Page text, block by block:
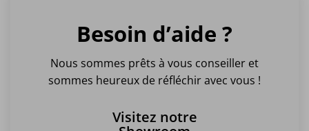
Besoin d’aide ?
Nous sommes prêts à vous conseiller et
sommes heureux de réfléchir avec vous !
Visitez notre